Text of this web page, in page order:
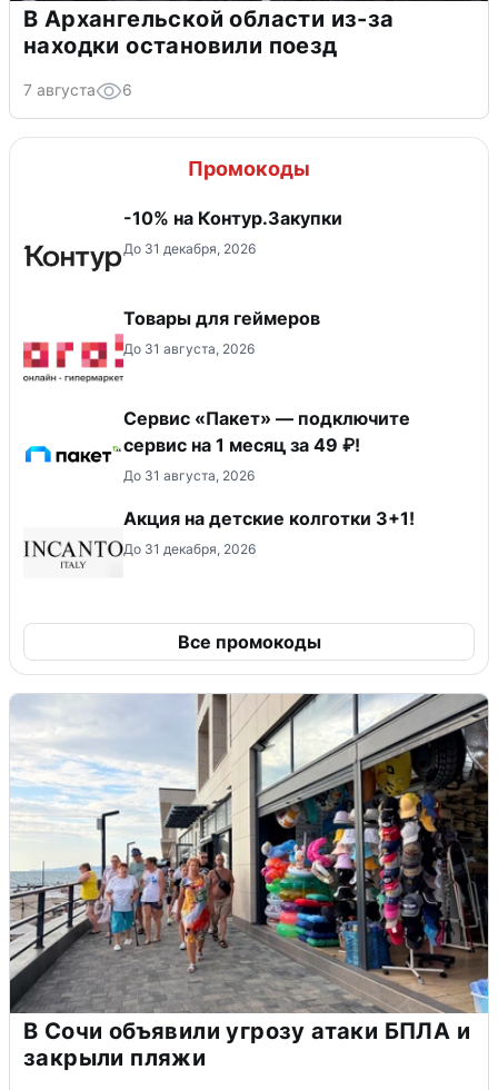
В Архангельской области из-за
находки остановили поезд
7 августа 6
Промокоды
-10% на Контур.Закупки
До 31 декабря, 2026
Товары для геймеров
До 31 августа, 2026
Сервис «Пакет» — подключите
сервис на 1 месяц за 49 ₽!
До 31 августа, 2026
Акция на детские колготки 3+1!
До 31 декабря, 2026
Все промокоды
В Сочи объявили угрозу атаки БПЛА и
закрыли пляжи